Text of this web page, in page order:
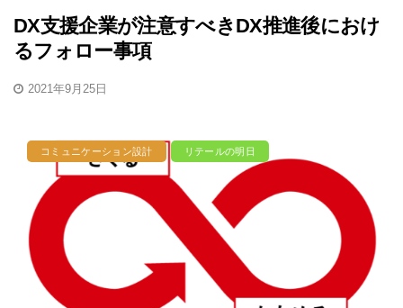
DX支援企業が注意すべきDX推進後におけ
るフォロー事項
2021年9月25日
コミュニケーション設計 リテールの明日